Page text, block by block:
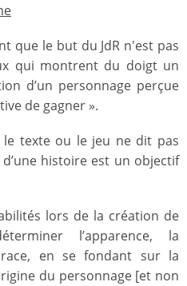
que le but du JdR n'est pas
qui montrent du doigt un
d’un personnage perçue
de gagner ».
le texte ou le jeu ne dit pas
histoire est un objectif
lors de la création de
l’apparence, la
en se fondant sur la
du personnage [et non